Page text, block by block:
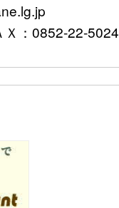
：0852-22-5024